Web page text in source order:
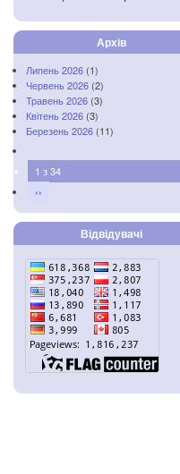
Архів
Липень 2026 (1)
Червень 2026 (2)
Травень 2026 (3)
Квітень 2026 (3)
Березень 2026 (11)
1 з 34
››
Відвідувачі